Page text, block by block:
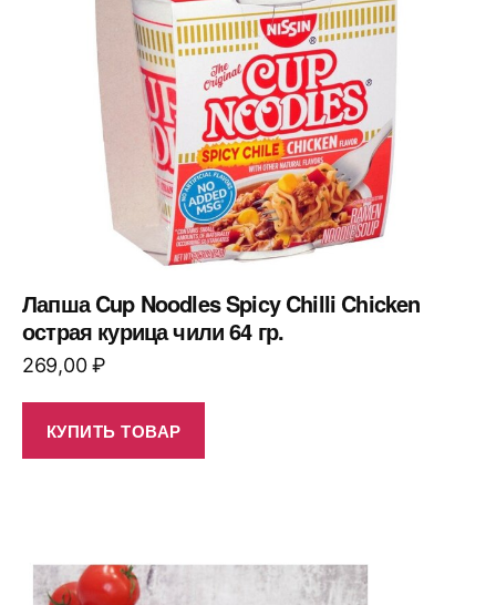
Лапша Cup Noodles Spicy Chilli Chicken
острая курица чили 64 гр.
269,00₽
КУПИТЬ ТОВАР